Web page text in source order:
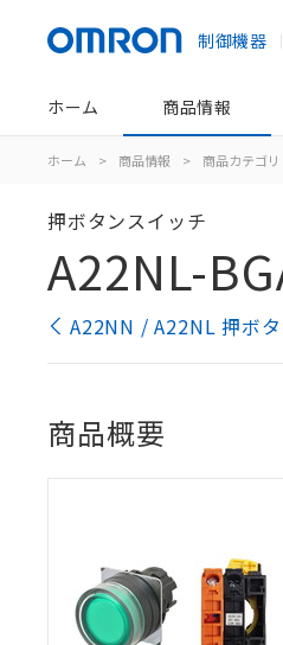
制御機器
ホーム 商品情報
ホーム > 商品情報 > 商品カテゴリ
押ボタンスイッチ
A22NL-
A22NN / A22NL 押ボ
商品概要